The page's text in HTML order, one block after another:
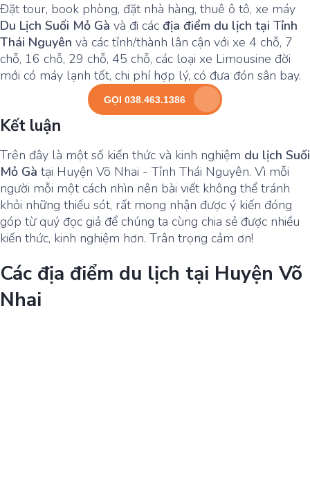
Đặt tour, book phòng, đặt nhà hàng, thuê ô tô, xe máy
Du Lịch Suối Mỏ Gà và đi các địa điểm du lịch tại Tỉnh
Thái Nguyên và các tỉnh/thành lân cận với xe 4 chỗ, 7
chỗ, 16 chỗ, 29 chỗ, 45 chỗ, các loại xe Limousine đời
mới có máy lạnh tốt, chi phí hợp lý, có đưa đón sân bay.
GỌI 038.463.1386
Kết luận
Trên đây là một số kiến thức và kinh nghiệm du lịch Suối
Mỏ Gà tại Huyện Võ Nhai - Tỉnh Thái Nguyên. Vì mỗi
người mỗi một cách nhìn nên bài viết không thể tránh
khỏi những thiếu sót, rất mong nhận được ý kiến đóng
góp từ quý đọc giả để chúng ta cùng chia sẻ được nhiều
kiến thức, kinh nghiệm hơn. Trân trọng cảm ơn!
Các địa điểm du lịch tại Huyện Võ
Nhai